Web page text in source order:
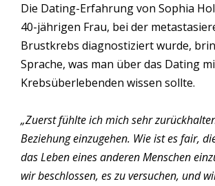
Die Dating-Erfahrung von Sophia
40-jährigen Frau, bei der
Brustkrebs diagnostiziert wurde,
Sprache, was man über das Dating
Krebsüberlebenden wissen sollte.
„Zuerst fühlte ich mich sehr
Beziehung einzugehen. Wie ist es fair,
das Leben eines anderen Menschen
wir beschlossen, es zu versuchen, und